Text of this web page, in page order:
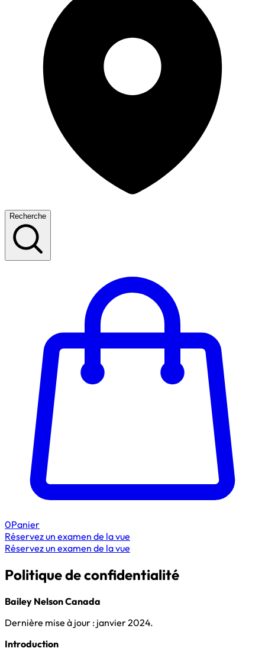
Recherche
0Panier
Réservez un examen de la vue
Réservez un examen de la vue
Politique de confidentialité
Bailey Nelson Canada
Dernière mise à jour : janvier 2024.
Introduction